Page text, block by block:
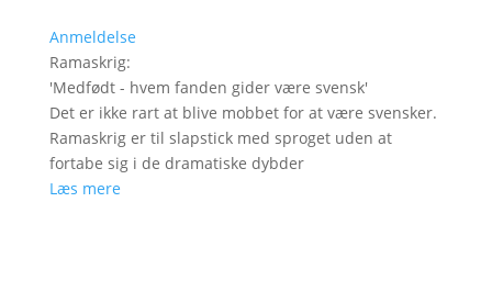
Anmeldelse
Ramaskrig:
'Medfødt - hvem fanden gider være svensk'
Det er ikke rart at blive mobbet for at være svensker.
Ramaskrig er til slapstick med sproget uden at
fortabe sig i de dramatiske dybder
Læs mere